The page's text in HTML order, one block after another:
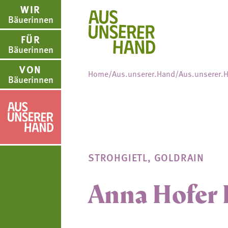
WIR
Bäuerinnen
Über uns
Bäuerin des Jahres
Landesbäuerinnenrat
FÜR
Bäuerinnen
Aus- und Weiterbildung
Reiseangebote
Lebensberatung
VON
Bäuerinnen
Rezepte
Bastelanleitungen
Gartentipps
Aus.unserer.Hand-
Termine
Schulprojekte
Home/Aus.unserer.Hand/
STROHGIETL, GOLDRAIN
Anna Hofer